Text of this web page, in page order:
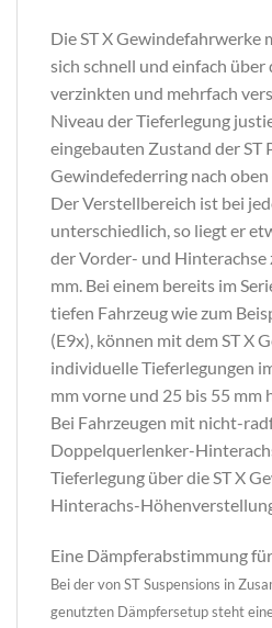
Die ST X Gewindefahrwerke
sich schnell und einfach über
verzinkten und mehrfach
Niveau der Tieferlegung
eingebauten Zustand der ST
Gewindefederring nach
Der Verstellbereich ist bei
unterschiedlich, so liegt er
der Vorder- und Hinterachse
mm. Bei einem bereits im
tiefen Fahrzeug wie zum
(E9x), können mit dem ST X
individuelle Tieferlegungen
mm vorne und 25 bis 55 mm
Bei Fahrzeugen mit nicht-
Doppelquerlenker-
Tieferlegung über die ST X
Hinterachs-
Eine Dämpferabstimmung
Bei der von ST Suspensions in
genutzten Dämpfersetup steht